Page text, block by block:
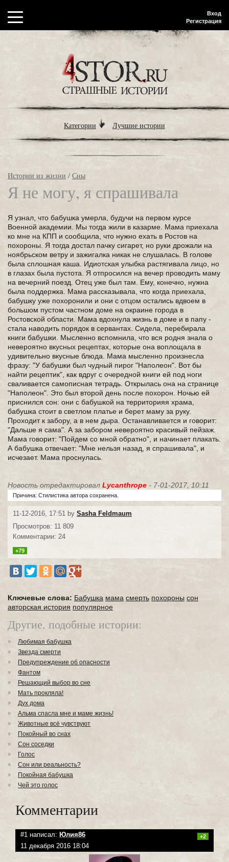
Вход
Регистрация
Категории Лучшие истории
Истории из жизни / Сны
Я не могу, я спрашивала
Я узнал, что бабушка умерла, будучи на первом курсе
Военной академии. Мы тогда жили в казарме. Мама приехала
ко мне на КПП и сообщила, что нужно ехать в Ростов на
похороны. Я тогда достал пачку сигарет, но руки дрожали на
ноябрьском ветру и зажигалка никак не слушалась. В голове
была сплошная каша. Идиотская улыбка растягивала лицо, но
в глазах была пустота. Я отпросился на вечер проводить маму
на вечерний поезд. Отец уже был там. Ему, конечно, нужна
была поддержка. Мама рассказывала, что когда приехала,
бабушку уже похоронили и они с отцом остались вдвоем в
большом пустом частном доме на окраине города в
Ростовской области. Мама вдохнула жизнь в доме и в папу -
стала наводить порядок в сервантах. Сидела, перебирала
книги бабушки. Мысленно вспомнила, что вся родня знала о
невероятно вкусных рецептах, которые она воплощала в
удивительно вкусные блюда. Мама мысленно произнесла
фразу: "У бабушки был чудный пирог "Наполеон". Вот бы
найти рецептик", как вдруг с очередной книги ей под ноги
сваливается самописная тетрадь. Открылась она на странице
"Наполеон". Это был второй день после похорон. Ночью ей
приснился сон: они с бабушкой на территорияя храма,
бабушка стоит в светлом платье и берет маму за руку.
Проходит к забору, а в нем дыра. Останавливается и говорит:
"Дальше я сама". А за забором невероятно красивый пейзаж.
Мама говорит: "Пойдем со мной обратно", и начинает плакать.
А бабушка отвечает: "Мне нельзя назад, я спрашивала", и
исчезает. Мама проснулась.
Новость отредактировал Lycanthrope - 7-01-2017, 10:11
Причина: Стилистика автора сохранена.
11-12-2016, 17:51 by Sasha Feldmaum
Просмотров: 11 809
Комментарии: 24
+79
Ключевые слова: Бабушка мама смерть похороны сон
авторская история популярное
Другие, подобные истории:
Любимая бабушка
Звезда смерти
Предупреждение об опасности
Фантом
Решающий выбор во сне
Мать прокляла!
Дух дома
Альма спасла мне и маме жизнь!
Животные всё чувствуют
Покойный во снах
Сон соседки
Голос
Сон или реальность?
Покойная бабушка
Чей это голос
Комментарии
#1 написал: Юлия86 +2
11 декабря 2016 18:04